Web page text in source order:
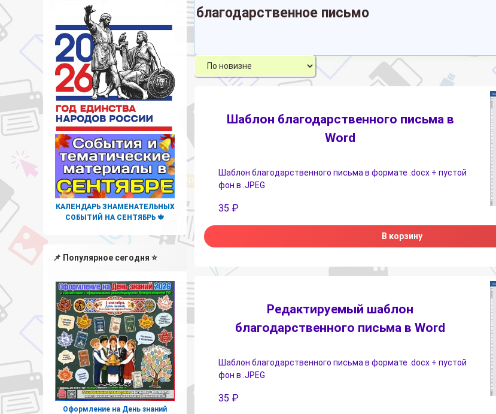
благодарственное письмо
Шаблон благодарственного письма в
Word
Шаблон благодарственного письма в формате .docx + пустой
фон в .JPEG
35 ₽
В корзину
Редактируемый шаблон
благодарственного письма в Word
Шаблон благодарственного письма в формате .docx + пустой
фон в .JPEG
35 ₽
КАЛЕНДАРЬ ЗНАМЕНАТЕЛЬНЫХ
СОБЫТИЙ НА СЕНТЯБРЬ 🍁
📌 Популярное сегодня ⭐
Оформление на День знаний